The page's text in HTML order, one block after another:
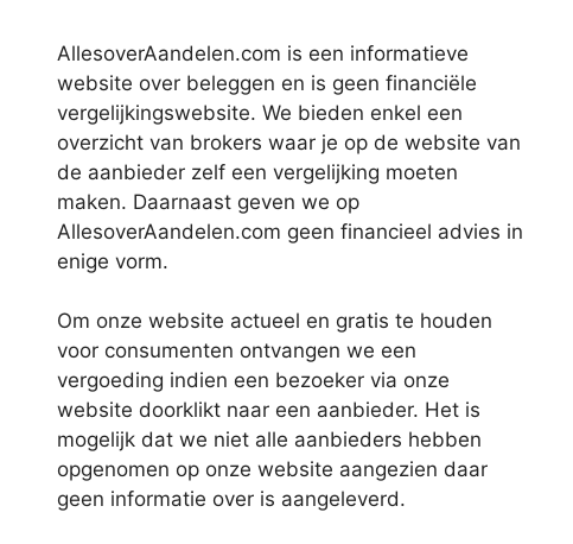
AllesoverAandelen.com is een informatieve
website over beleggen en is geen financiële
vergelijkingswebsite. We bieden enkel een
overzicht van brokers waar je op de website van
de aanbieder zelf een vergelijking moeten
maken. Daarnaast geven we op
AllesoverAandelen.com geen financieel advies in
enige vorm.
Om onze website actueel en gratis te houden
voor consumenten ontvangen we een
vergoeding indien een bezoeker via onze
website doorklikt naar een aanbieder. Het is
mogelijk dat we niet alle aanbieders hebben
opgenomen op onze website aangezien daar
geen informatie over is aangeleverd.